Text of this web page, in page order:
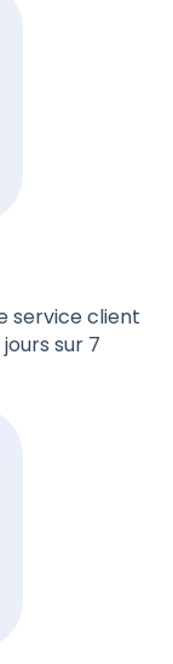
service client
sur 7